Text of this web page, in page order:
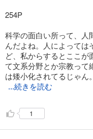
254P
科学の面白い所って、人
んだよね。人によって
ど、私からするとここが
て文系分野とか宗教って
は矮小化されてるじゃん
...続きを読む
1